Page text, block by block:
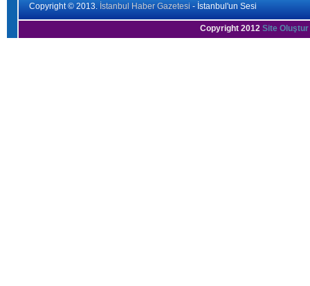
Copyright © 2013. İstanbul Haber Gazetesi - İstanbul'un Sesi
Copyright 2012 Site Oluştur